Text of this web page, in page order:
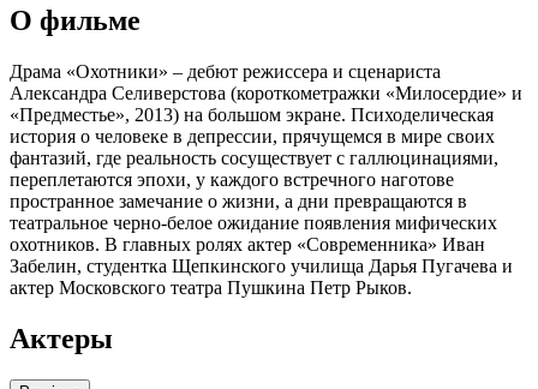
О фильме
Драма «Охотники» – дебют режиссера и сценариста
Александра Селиверстова (короткометражки «Милосердие» и
«Предместье», 2013) на большом экране. Психоделическая
история о человеке в депрессии, прячущемся в мире своих
фантазий, где реальность сосуществует с галлюцинациями,
переплетаются эпохи, у каждого встречного наготове
пространное замечание о жизни, а дни превращаются в
театральное черно-белое ожидание появления мифических
охотников. В главных ролях актер «Современника» Иван
Забелин, студентка Щепкинского училища Дарья Пугачева и
актер Московского театра Пушкина Петр Рыков.
Актеры